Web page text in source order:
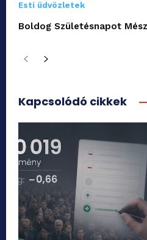
Esti üdvözletek
Boldog Születésnapot
Kapcsolódó cikkek